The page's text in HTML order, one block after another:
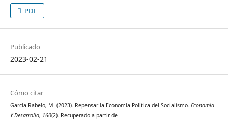
PDF
Publicado
2023-02-21
Cómo citar
García Rabelo, M. (2023). Repensar la Economía Política del Socialismo. Economía
Y Desarrollo, 160(2). Recuperado a partir de